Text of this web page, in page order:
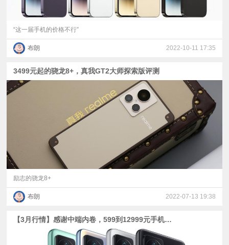
“这一届手机的价格不行”
布朗 2022-10-11 17:35
3499元起的骁龙8+，真我GT2大师探索版评测
励志的骁龙8+
布朗 2022-07-13 19:38
【3月行情】感谢中端内卷，599到12999元手机推荐